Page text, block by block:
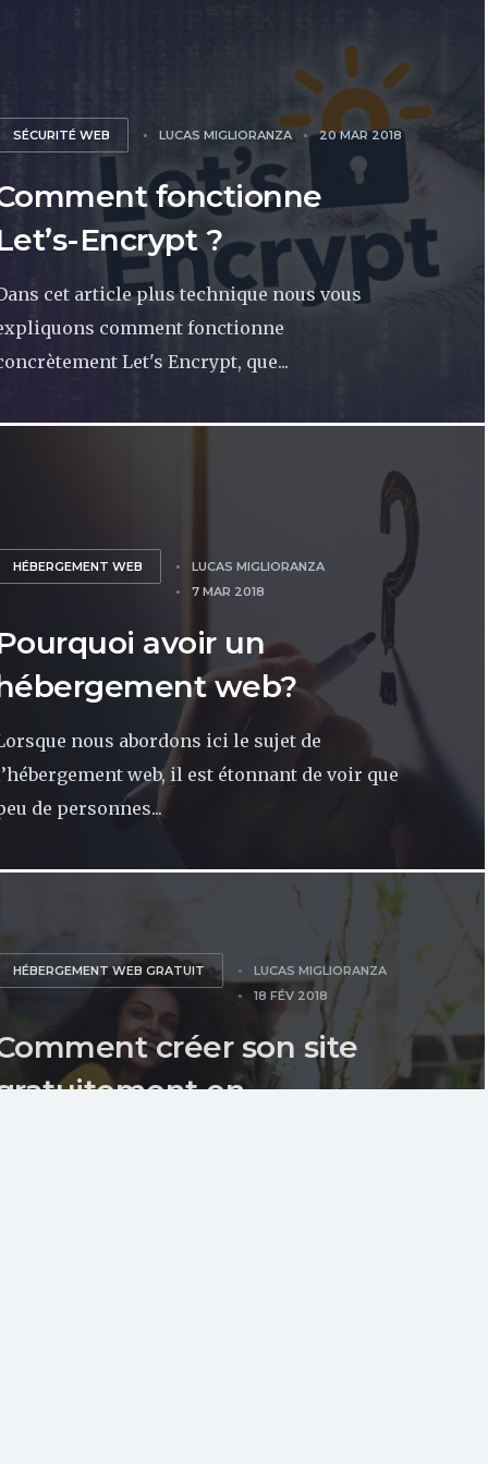
SÉCURITÉ WEB LUCAS MIGLIORANZA 20 MAR 2018
fonctionne
Encrypt ?
cet article plus technique nous vous
comment fonctionne
Let's Encrypt, que...
HÉBERGEMENT WEB
LUCAS MIGLIORANZA
7 MAR 2018
avoir un
web?
nous abordons ici le sujet de
web, il est étonnant de voir que
de personnes...
HÉBERGEMENT WEB GRATUIT
LUCAS MIGLIORANZA
18 FÉV 2018
créer son site
en